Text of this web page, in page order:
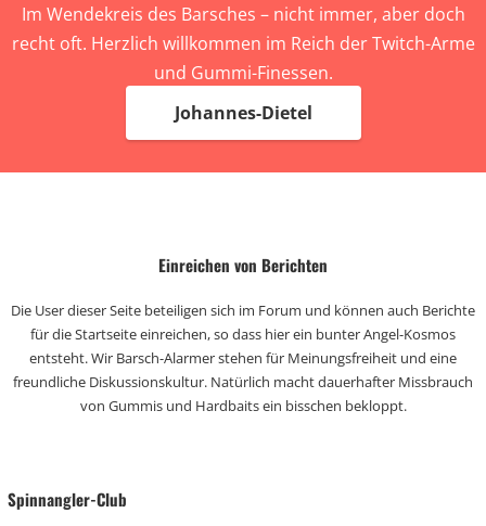
Im Wendekreis des Barsches – nicht immer, aber doch
recht oft. Herzlich willkommen im Reich der Twitch-Arme
und Gummi-Finessen.
Johannes-Dietel
Einreichen von Berichten
Die User dieser Seite beteiligen sich im Forum und können auch Berichte
für die Startseite einreichen, so dass hier ein bunter Angel-Kosmos
entsteht. Wir Barsch-Alarmer stehen für Meinungsfreiheit und eine
freundliche Diskussionskultur. Natürlich macht dauerhafter Missbrauch
von Gummis und Hardbaits ein bisschen bekloppt.
Spinnangler-Club